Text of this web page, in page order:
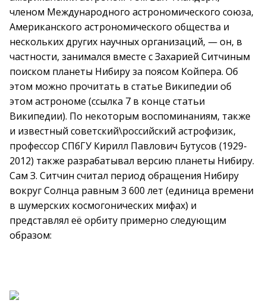
членом Международного астрономического союза,
Американского астрономического общества и
нескольких других научных организаций, — он, в
частности, занимался вместе с Захарией Ситчиным
поиском планеты Нибиру за поясом Койпера. Об
этом можно прочитать в статье Википедии об
этом астрономе (ссылка 7 в конце статьи
Википедии). По некоторым воспоминаниям, также
и известный советский\российский астрофизик,
профессор СПбГУ Кирилл Павлович Бутусов (1929-
2012) также разрабатывал версию планеты Нибиру.
Сам З. Ситчин считал период обращения Нибиру
вокруг Солнца равным 3 600 лет (единица времени
в шумерских космогонических мифах) и
представлял её орбиту примерно следующим
образом: